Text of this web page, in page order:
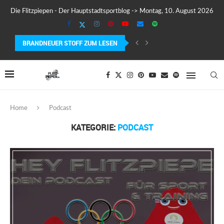
Die Flitzpiepen - Der Hauptstadtsportblog -> Montag, 10. August 2026
BRANDNEUER STOFF ZUM LESEN
MEIN ERSTER MARATHON: 42,195 KILOMETER PURE VERRÜCKTHEIT,
Home Podcast
KATEGORIE: PODCAST